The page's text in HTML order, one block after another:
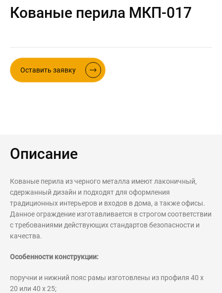
Интерьерные в
Контакты
Дизайнерам
Цены на метеллоконструкции и
изделия из металла
Кованые перила МКП-017
Оставить заявку
Описание
Кованые перила из черного металла имеют лаконичный,
сдержанный дизайн и подходят для оформления
традиционных интерьеров и входов в дома, а также офисы.
Данное ограждение изготавливается в строгом соответствии
с требованиями действующих стандартов безопасности и
качества.
Особенности конструкции:
поручни и нижний пояс рамы изготовлены из профиля 40 х
20 или 40 х 25;